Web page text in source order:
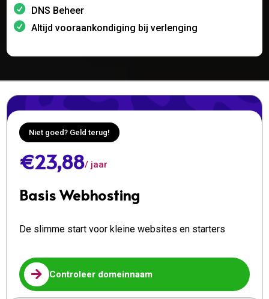
DNS Beheer
Altijd vooraankondiging bij verlenging
Niet goed? Geld terug!
€23,88/ jaar
Basis Webhosting
De slimme start voor kleine websites en starters
 Controleer domeinnaam